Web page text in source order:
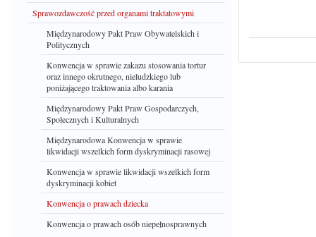
Sprawozdawczość przed organami traktatowymi
Międzynarodowy Pakt Praw Obywatelskich i
Politycznych
Konwencja w sprawie zakazu stosowania tortur
oraz innego okrutnego, nieludzkiego lub
poniżającego traktowania albo karania
Międzynarodowy Pakt Praw Gospodarczych,
Społecznych i Kulturalnych
Międzynarodowa Konwencja w sprawie
likwidacji wszelkich form dyskryminacji rasowej
Konwencja w sprawie likwidacji wszelkich form
dyskryminacji kobiet
Konwencja o prawach dziecka
Konwencja o prawach osób niepełnosprawnych